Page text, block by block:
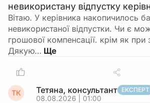
невикористану відпустку
Вітаю. У керівника накопичилось
невикористаної відпустки. Чи є
грошової компенсації. крім як при
Дякую…
ТК Тетяна, консультант ЕКСПЕРТ
08.08.2026 | 01:00